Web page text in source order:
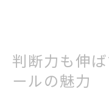
判断力も伸
ールの魅力